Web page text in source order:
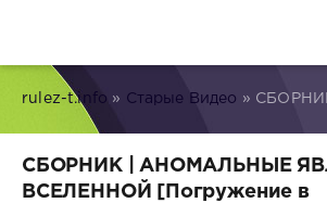
rulez-t.info » Старые Видео »
СБОРНИК | АНОМАЛЬНЫЕ
ВСЕЛЕННОЙ [Погружение в